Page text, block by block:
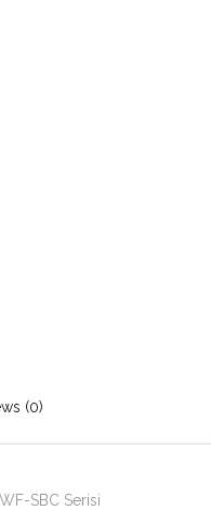
(0)
SBC Serisi